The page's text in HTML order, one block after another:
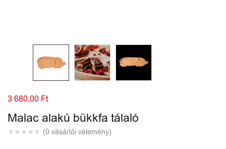
Malac alakú bükkfa tálaló
(0 vásárlói vélemény)
3 680,00 Ft